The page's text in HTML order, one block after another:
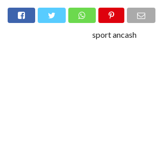
sport ancash